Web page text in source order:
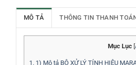
MÔ TẢ THÔNG TIN THANH
Mục Lục
1. 1) Mô tả BỘ XỬ LÝ TÍNH HIỆU